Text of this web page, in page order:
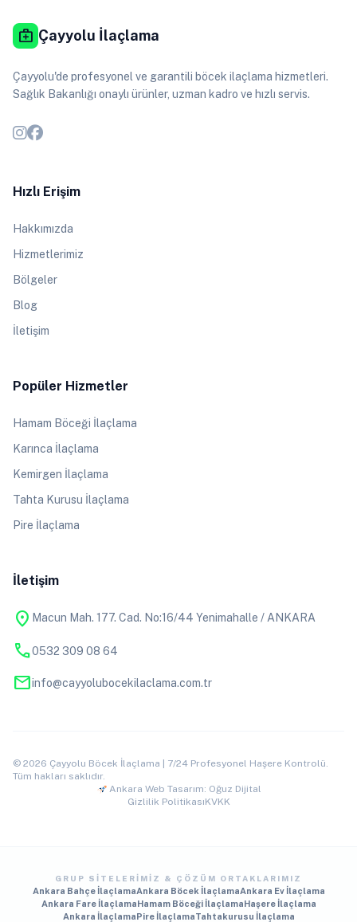
medical_services Çayyolu İlaçlama
Çayyolu'de profesyonel ve garantili böcek ilaçlama hizmetleri.
Sağlık Bakanlığı onaylı ürünler, uzman kadro ve hızlı servis.
Hızlı Erişim
Hakkımızda
Hizmetlerimiz
Bölgeler
Blog
İletişim
Popüler Hizmetler
Hamam Böceği İlaçlama
Karınca İlaçlama
Kemirgen İlaçlama
Tahta Kurusu İlaçlama
Pire İlaçlama
İletişim
location_on Macun Mah. 177. Cad. No:16/44 Yenimahalle / ANKARA
phone0532 309 08 64
mailinfo@cayyolubocekilaclama.com.tr
© 2026 Çayyolu Böcek İlaçlama | 7/24 Profesyonel Haşere Kontrolü.
Tüm hakları saklıdır.
Ankara Web Tasarım: Oğuz Dijital
Gizlilik PolitikasıKVKK
GRUP SITELERIMIZ & ÇÖZÜM ORTAKLARIMIZ
Ankara Bahçe İlaçlamaAnkara Böcek İlaçlamaAnkara Ev İlaçlama
Ankara Fare İlaçlamaHamam Böceği İlaçlamaHaşere İlaçlama
Ankara İlaçlamaPire İlaçlamaTahtakurusu İlaçlama